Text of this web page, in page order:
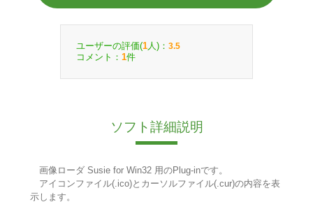
ユーザーの評価(1 人)： 3.5
コメント： 1件
ソフト詳細説明
画像ローダ Susie for Win32 用のPlug-inです。
アイコンファイル(.ico)とカーソルファイル(.cur)の内容を表
示します。